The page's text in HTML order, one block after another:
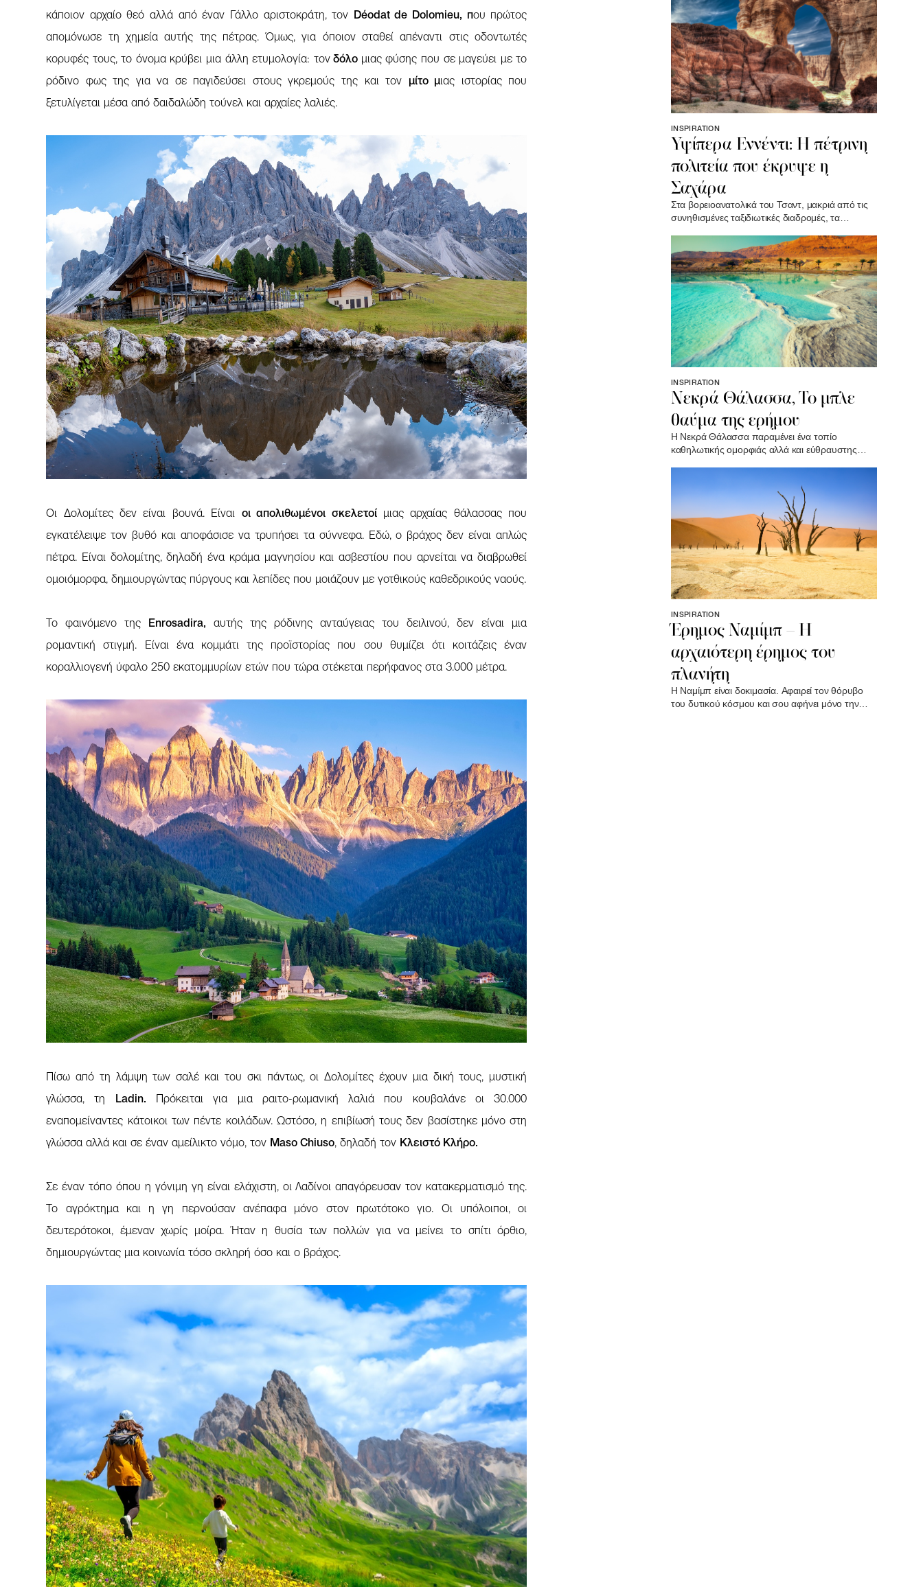
κάποιον αρχαίο θεό αλλά από έναν Γάλλο αριστοκράτη, τον Déodat de Dolomieu, που πρώτος
απομόνωσε τη χημεία αυτής της πέτρας. Όμως, για όποιον σταθεί απέναντι στις οδοντωτές
κορυφές τους, το όνομα κρύβει μια άλλη ετυμολογία: τονδόλο μιας φύσης που σε μαγεύει με το
ρόδινο φως της για να σε παγιδεύσει στους γκρεμούς της και τον μίτο μιας ιστορίας που
ξετυλίγεται μέσα από δαιδαλώδη τούνελ και αρχαίες λαλιές.
Οι Δολομίτες δεν είναι βουνά. Είναι οι απολιθωμένοι σκελετοίμιας αρχαίας θάλασσας που
εγκατέλειψε τον βυθό και αποφάσισε να τρυπήσει τα σύννεφα. Εδώ, ο βράχος δεν είναι απλώς
πέτρα. Είναι δολομίτης, δηλαδή ένα κράμα μαγνησίου και ασβεστίου που αρνείται να διαβρωθεί
ομοιόμορφα, δημιουργώντας πύργους και λεπίδες που μοιάζουν με γοτθικούς καθεδρικούς ναούς.
Το φαινόμενο της Enrosadira, αυτής της ρόδινης ανταύγειας του δειλινού, δεν είναι μια
ρομαντική στιγμή. Είναι ένα κομμάτι της προϊστορίας που σου θυμίζει ότι κοιτάζεις έναν
κοραλλιογενή ύφαλο 250 εκατομμυρίων ετών που τώρα στέκεται περήφανος στα 3.000 μέτρα.
Πίσω από τη λάμψη των σαλέ και του σκι πάντως, οι Δολομίτες έχουν μια δική τους, μυστική
γλώσσα, τη Ladin. Πρόκειται για μια ραιτο-ρωμανική λαλιά που κουβαλάνε οι 30.000
εναπομείναντες κάτοικοι των πέντε κοιλάδων. Ωστόσο, η επιβίωσή τους δεν βασίστηκε μόνο στη
γλώσσα αλλά και σε έναν αμείλικτο νόμο, τον Maso Chiuso, δηλαδή τον Κλειστό Κλήρο.
Σε έναν τόπο όπου η γόνιμη γη είναι ελάχιστη, οι Λαδίνοι απαγόρευσαν τον κατακερματισμό της.
Το αγρόκτημα και η γη περνούσαν ανέπαφα μόνο στον πρωτότοκο γιο. Οι υπόλοιποι, οι
δευτερότοκοι, έμεναν χωρίς μοίρα. Ήταν η θυσία των πολλών για να μείνει το σπίτι όρθιο,
δημιουργώντας μια κοινωνία τόσο σκληρή όσο και ο βράχος.
INSPIRATION
Υψίπερα Εννέντι: Η πέτρινη
πολιτεία που έκρυψε η
Σαχάρα
Στα βορειοανατολικά του Τσαντ, μακριά από τις
συνηθισμένες ταξιδιωτικές διαδρομές, τα
εγκαταλειμμένη από γίγαντες. Ψηλοί πύργοι από
ψαμμίτη, φυσικές γέφυρες και βράχοι που
ισορροπούν σε αδύνατα σημεία έχουν σμιλευτεί
επί χιλιετίες από τον άνεμο και το νερό..
INSPIRATION
Νεκρά Θάλασσα, Το μπλε
θαύμα της ερήμου
Η Νεκρά Θάλασσα παραμένει ένα τοπίο
καθηλωτικής ομορφιάς αλλά και εύθραυστης
σπάνια επαφή με ένα φυσικό θαύμα..
INSPIRATION
Έρημος Ναμίμπ – Η
αρχαιότερη έρημος του
πλανήτη
Η Ναμίμπ είναι δοκιμασία. Αφαιρεί τον θόρυβο
του δυτικού κόσμου και σου αφήνει μόνο την